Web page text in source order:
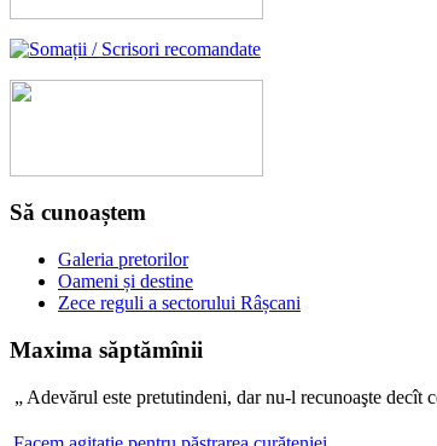
Să cunoaștem
Galeria pretorilor
Oameni și destine
Zece reguli a sectorului Râșcani
Maxima săptămînii
„ Adevărul este pretutindeni, dar nu-l